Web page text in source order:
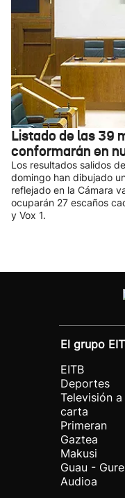
Listado de las 39
conformarán en
Los resultados salidos
domingo han dibujado
reflejado en la Cámara
ocuparán 27 escaños
y Vox 1.
El grupo
EITB
Deportes
Televisión a
carta
Primeran
Gaztea
Makusi
Guau - Gure
Audioa